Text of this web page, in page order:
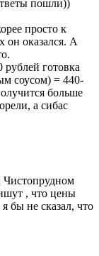
пошли))
просто к
он оказался. А
готовка
соусом) = 440-
больше
а сибас
, что цены
бы не сказал, что